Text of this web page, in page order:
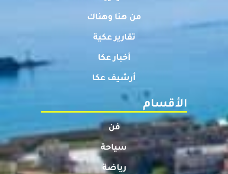
من هنا وهناك
تقارير عكية
أخبار عكا
أرشيف عكا
الأقسام
فن
سياحة
رياضة